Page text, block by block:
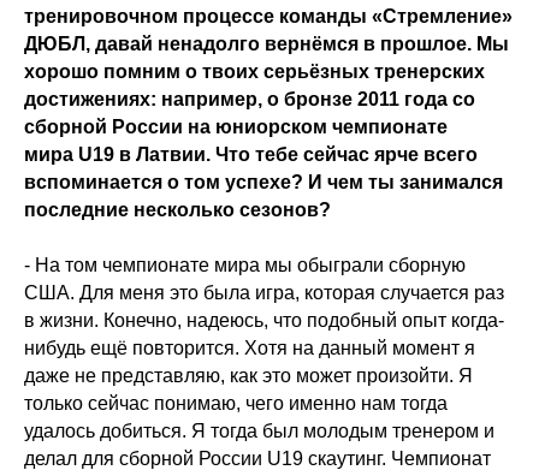
тренировочном процессе команды «Стремление»
ДЮБЛ, давай ненадолго вернёмся в прошлое. Мы
хорошо помним о твоих серьёзных тренерских
достижениях: например, о бронзе 2011 года со
сборной России на юниорском чемпионате
мира U19 в Латвии. Что тебе сейчас ярче всего
вспоминается о том успехе? И чем ты занимался
последние несколько сезонов?
- На том чемпионате мира мы обыграли сборную
США. Для меня это была игра, которая случается раз
в жизни. Конечно, надеюсь, что подобный опыт когда-
нибудь ещё повторится. Хотя на данный момент я
даже не представляю, как это может произойти. Я
только сейчас понимаю, чего именно нам тогда
удалось добиться. Я тогда был молодым тренером и
делал для сборной России U19 скаутинг. Чемпионат